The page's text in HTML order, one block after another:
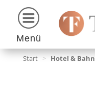
Menü
Start > Hotel & Bahn